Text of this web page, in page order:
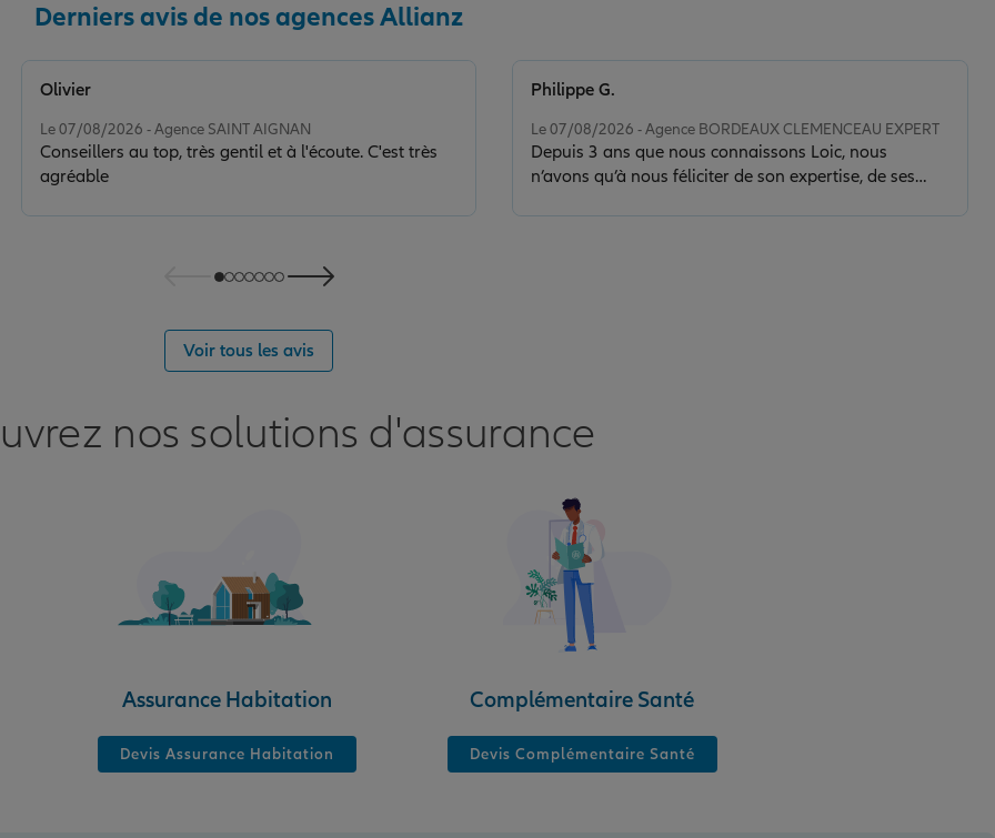
Derniers avis de nos agences Allianz
Le 07/08/2026 - Agence SAINT AIGNAN
Conseillers au top, très gentil et à l'écoute. C'est très
agréable
Olivier
Le 07/08/2026 - Agence BORDEAUX CLEMENCEAU EXPERT
Depuis 3 ans que nous connaissons Loic, nous
n’avons qu’à nous féliciter de son expertise, de ses
Philippe G.
Voir tous les avis
nos solutions d'assurance
Assurance Habitation
Devis Assurance Habitation
Complémentaire Santé
Devis Complémentaire Santé